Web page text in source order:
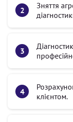
Зняття
клієнтом.